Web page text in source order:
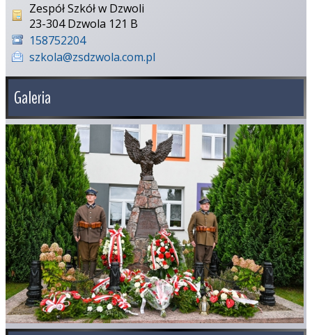
Zespół Szkół w Dzwoli
23-304 Dzwola 121 B
158752204
szkola@zsdzwola.com.pl
Galeria